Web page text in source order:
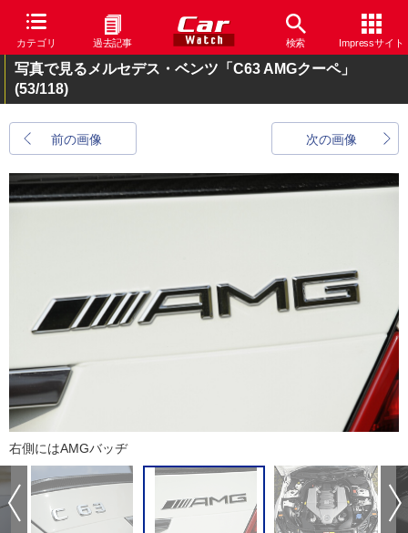
カテゴリ 過去記事 検索 Impressサイト
写真で見るメルセデス・ベンツ「C63 AMGクーペ」
(53/118)
前の画像 次の画像
右側にはAMGバッヂ